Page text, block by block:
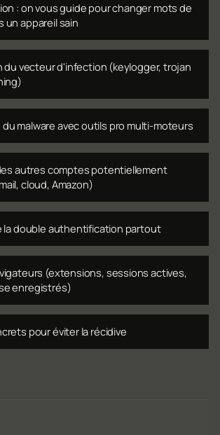
: on vous guide pour changer mots de
un appareil sain
du vecteur d'infection (keylogger, trojan
malware avec outils pro multi-moteurs
autres comptes potentiellement
cloud, Amazon)
la double authentification partout
(extensions, sessions actives,
enregistrés)
pour éviter la récidive